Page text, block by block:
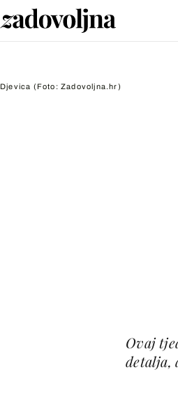
Djevica (Foto: Zadovoljna.hr)
Ovaj
detalja,